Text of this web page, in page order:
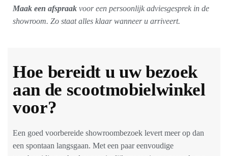
Maak een afspraak voor een persoonlijk adviesgesprek in de
showroom. Zo staat alles klaar wanneer u arriveert.
Hoe bereidt u uw bezoek
aan de scootmobielwinkel
voor?
Een goed voorbereide showroombezoek levert meer op dan
een spontaan langsgaan. Met een paar eenvoudige